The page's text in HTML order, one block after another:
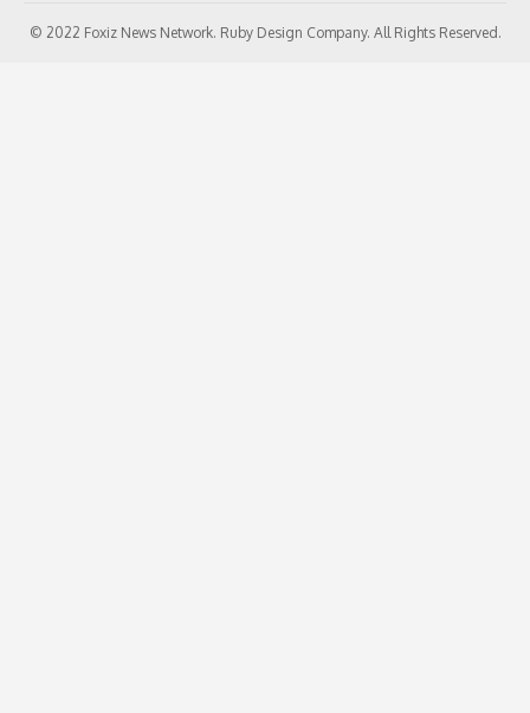
© 2022 Foxiz News Network. Ruby Design Company. All Rights Reserved.